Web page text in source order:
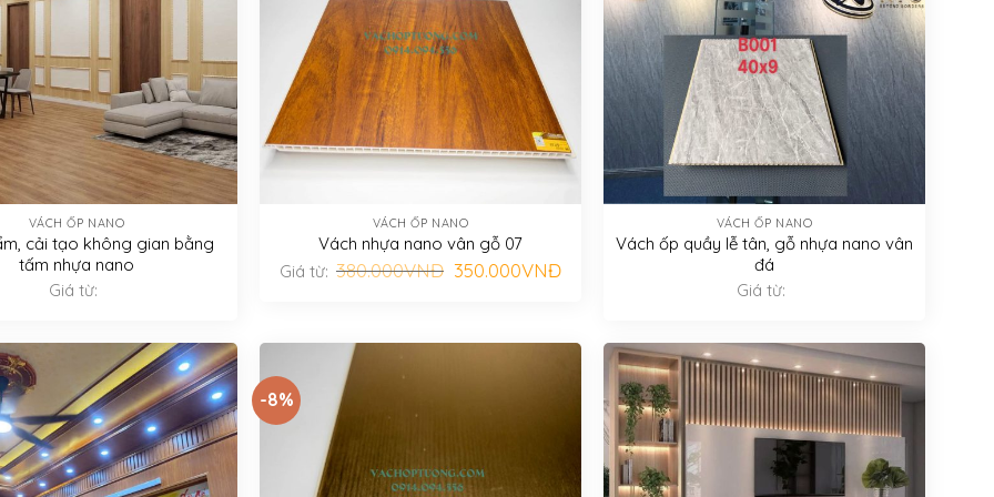
VÁCH ỐP NANO
cải tạo không gian bằng
tấm nhựa nano
Giá từ:
VÁCH ỐP NANO
Vách nhựa nano vân gỗ 07
Giá từ: 380.000VNĐ Giá
gốc
350.000VNĐGiá
VÁCH ỐP NANO
Vách ốp quầy lễ tân, gỗ nhựa nano vân
đá
Giá từ:
-8%